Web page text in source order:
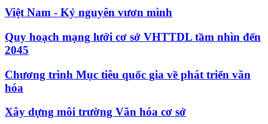
Việt Nam - Kỷ nguyên vươn mình
Quy hoạch mạng lưới cơ sở VHTTDL tầm nhìn đến
2045
Chương trình Mục tiêu quốc gia về phát triển văn
hóa
Xây dựng môi trường Văn hóa cơ sở